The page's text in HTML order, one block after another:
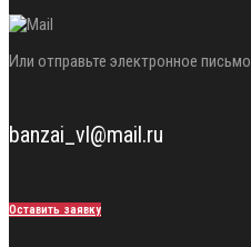
Или отправьте электронное письмо
banzai_vl@mail.ru
Оставить заявку